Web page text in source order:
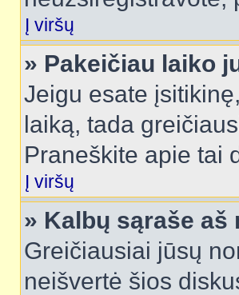
Į viršų
» Pakeičiau laiko
Jeigu esate
laiką, tada
Praneškite apie tai
Į viršų
» Kalbų sąraše
Greičiausiai jūsų
neišvertė šios